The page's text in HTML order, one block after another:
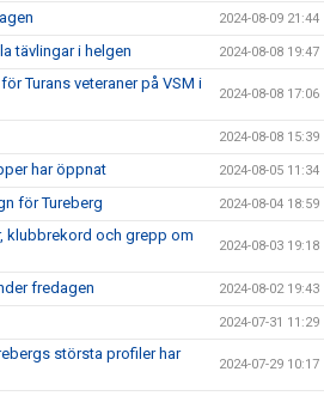
2024-08-09 21:44
tävlingar i helgen 2024-08-08 19:47
Turans veteraner på VSM i
2024-08-08 17:06
2024-08-08 15:39
har öppnat 2024-08-05 11:34
för Tureberg 2024-08-04 18:59
klubbrekord och grepp om
2024-08-03 19:18
fredagen 2024-08-02 19:43
2024-07-31 11:29
största profiler har
2024-07-29 10:17